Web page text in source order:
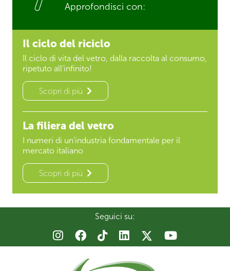
Approfondisci con:
Il ciclo del riciclo
Il ciclo di vita del vetro, dalla raccolta al consumo,
ripetuto all’infinito!
Scopri di più
La filiera del vetro
I numeri di un’industria fondamentale per il
mercato italiano
Scopri di più
Seguici su: